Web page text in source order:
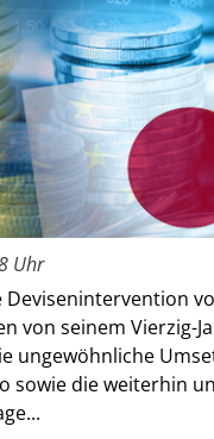
Uhr
von seinem Vierzig-
ungewöhnliche
sowie die weiterhin